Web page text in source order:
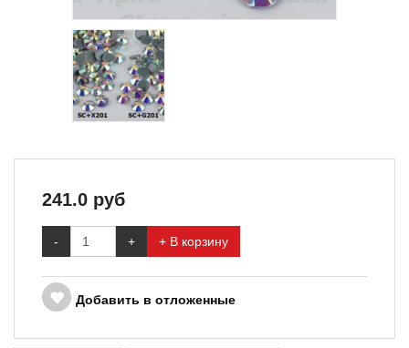
241.0 руб
- + + В корзину
Добавить в отложенные